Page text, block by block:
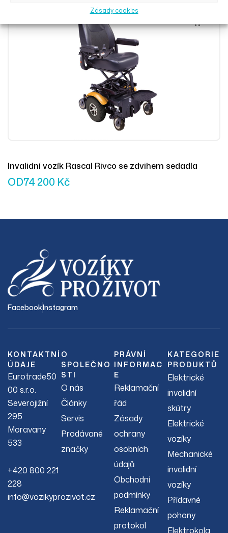
Zásady cookies
Invalidní vozík Rascal Rivco se zdvihem sedadla
OD74 200 Kč
FacebookInstagram
KONTAKTNÍ
ÚDAJE
Eurotrade50
00 s.r.o.
Severojižní
295
Moravany
533
+420 800 221
228
info@vozikyprozivot.cz
O
SPOLEČNO
STI
O nás
Články
Servis
Prodávané
značky
PRÁVNÍ
INFORMAC
E
Reklamační
řád
Zásady
ochrany
osobních
údajů
Obchodní
podmínky
Reklamační
protokol
KATEGORIE
PRODUKTŮ
Elektrické
invalidní
skútry
Elektrické
vozíky
Mechanické
invalidní
vozíky
Přídavné
pohony
Elektrokola